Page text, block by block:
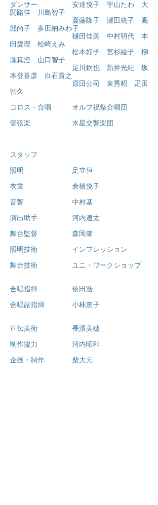
ダンサー 安達悦子 宇山たわ 大
関路佳 川島智子
斎藤隆子 瀬田統子 高
部尚子 多田納みわ子
樋田佳美 中村明代 本
田愛理 松崎えみ
松本好子 宮杉綾子 柳
瀬真澄 山口智子
足川欽也 新井光紀 坂
本登喜彦 白石貴之
原田公司 東秀昭 疋田
智久
コロス・合唱 オルフ祝祭合唱団
管弦楽 水星交響楽団
スタッフ
照明 足立恒
衣裳 倉橋悦子
音響 中村基
演出助手 河内連太
舞台監督 森岡肇
照明技術 インプレッション
舞台技術 ユニ・ワークショップ
合唱指揮 依田浩
合唱副指揮 小林恵子
宣伝美術 長濱美穂
制作協力 河内昭和
企画・制作 柴大元